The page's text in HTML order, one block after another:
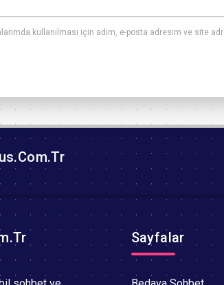
kullanılması için adım, e-posta adresim ve site
Sayfalar